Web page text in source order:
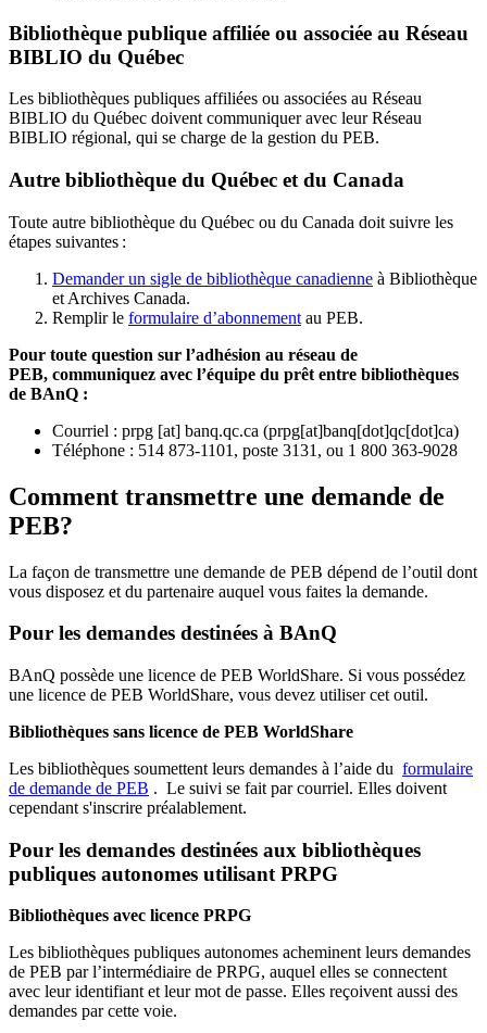
Bibliothèque publique affiliée ou associée au Réseau
BIBLIO du Québec
Les bibliothèques publiques affiliées ou associées au Réseau
BIBLIO du Québec doivent communiquer avec leur Réseau
BIBLIO régional, qui se charge de la gestion du PEB.
Autre bibliothèque du Québec et du Canada
Toute autre bibliothèque du Québec ou du Canada doit suivre les
étapes suivantes :
Demander un sigle de bibliothèque canadienne à Bibliothèque
et Archives Canada.
Remplir le formulaire d’abonnement au PEB.
Pour toute question sur l’adhésion au réseau de
PEB, communiquez avec l’équipe du prêt entre bibliothèques
de BAnQ :
Courriel : prpg [at] banq.qc.ca (prpg[at]banq[dot]qc[dot]ca)
Téléphone : 514 873-1101, poste 3131, ou 1 800 363-9028
Comment transmettre une demande de
PEB?
La façon de transmettre une demande de PEB dépend de l’outil dont
vous disposez et du partenaire auquel vous faites la demande.
Pour les demandes destinées à BAnQ
BAnQ possède une licence de PEB WorldShare. Si vous possédez
une licence de PEB WorldShare, vous devez utiliser cet outil.
Bibliothèques sans licence de PEB WorldShare
Les bibliothèques soumettent leurs demandes à l’aide du formulaire
de demande de PEB . Le suivi se fait par courriel. Elles doivent
cependant s'inscrire préalablement.
Pour les demandes destinées aux bibliothèques
publiques autonomes utilisant PRPG
Bibliothèques avec licence PRPG
Les bibliothèques publiques autonomes acheminent leurs demandes
de PEB par l’intermédiaire de PRPG, auquel elles se connectent
avec leur identifiant et leur mot de passe. Elles reçoivent aussi des
demandes par cette voie.